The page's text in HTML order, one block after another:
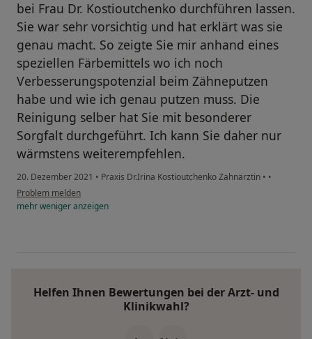
bei Frau Dr. Kostioutchenko durchführen lassen.
Sie war sehr vorsichtig und hat erklärt was sie
genau macht. So zeigte Sie mir anhand eines
speziellen Färbemittels wo ich noch
Verbesserungspotenzial beim Zähneputzen
habe und wie ich genau putzen muss. Die
Reinigung selber hat Sie mit besonderer
Sorgfalt durchgeführt. Ich kann Sie daher nur
wärmstens weiterempfehlen.
20. Dezember 2021 • Praxis Dr.Irina Kostioutchenko Zahnärztin • •
Problem melden
mehrwenigeranzeigen
Helfen Ihnen Bewertungen bei der Arzt- und
Klinikwahl?